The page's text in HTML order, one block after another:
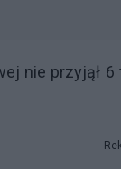
nie przyjął